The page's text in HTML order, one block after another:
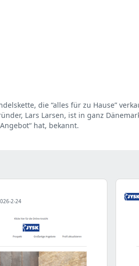
die “alles für zu Hause”
Lars Larsen, ist in ganz
hat, bekannt.
2-24